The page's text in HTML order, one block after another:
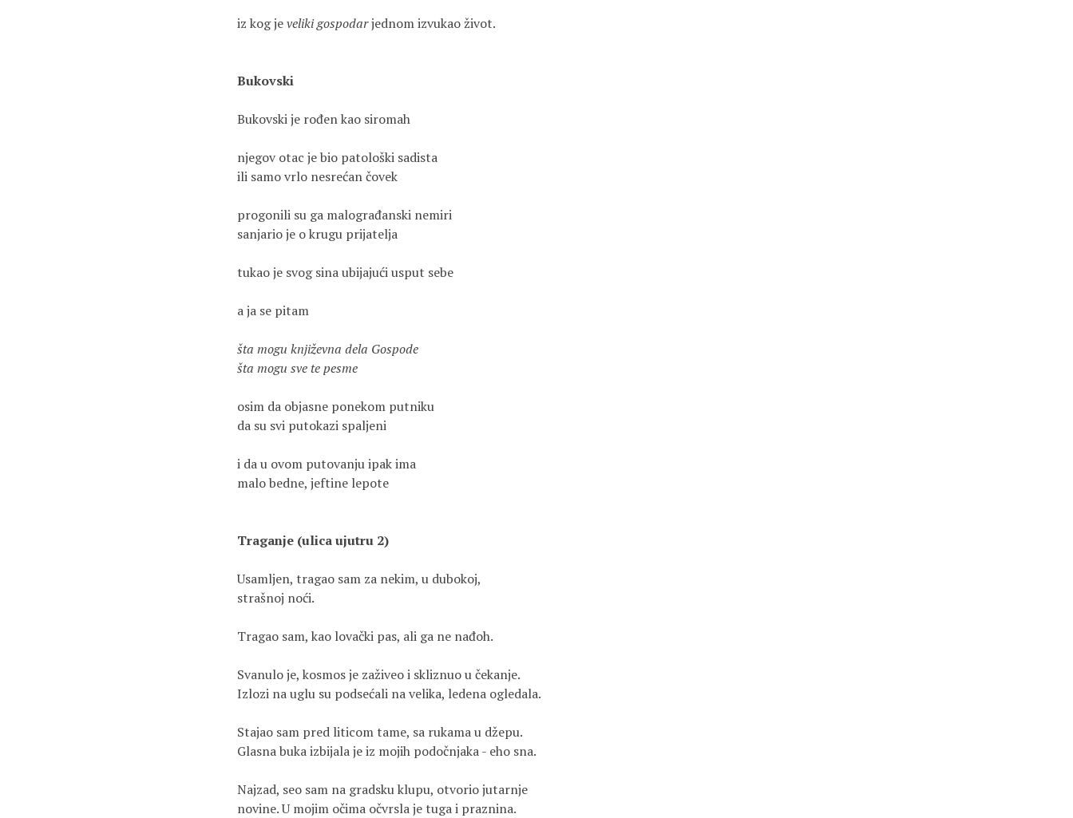
iz kog je veliki gospodar jednom izvukao život.
Bukovski
Bukovski je rođen kao siromah
njegov otac je bio patološki sadista
ili samo vrlo nesrećan čovek
progonili su ga malograđanski nemiri
sanjario je o krugu prijatelja
tukao je svog sina ubijajući usput sebe
a ja se pitam
šta mogu književna dela Gospode
šta mogu sve te pesme
osim da objasne ponekom putniku
da su svi putokazi spaljeni
i da u ovom putovanju ipak ima
malo bedne, jeftine lepote
Traganje (ulica ujutru 2)
Usamljen, tragao sam za nekim, u dubokoj,
strašnoj noći.
Tragao sam, kao lovački pas, ali ga ne nađoh.
Svanulo je, kosmos je zaživeo i skliznuo u čekanje.
Izlozi na uglu su podsećali na velika, ledena ogledala.
Stajao sam pred liticom tame, sa rukama u džepu.
Glasna buka izbijala je iz mojih podočnjaka - eho sna.
Najzad, seo sam na gradsku klupu, otvorio jutarnje
novine. U mojim očima očvrsla je tuga i praznina.